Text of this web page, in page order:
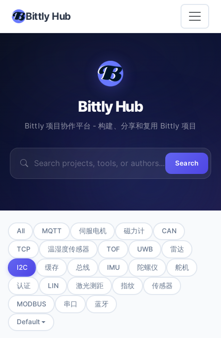
Bittly Hub
Bittly Hub
Bittly 项目协作平台 - 构建、分享和复用 Bittly 项目
Search
All MQTT 伺服电机 磁力计 CAN
TCP 温湿度传感器 TOF UWB 雷达
I2C 缓存 总线 IMU 陀螺仪 舵机
认证 LIN 激光测距 指纹 传感器
MODBUS 串口 蓝牙
Default